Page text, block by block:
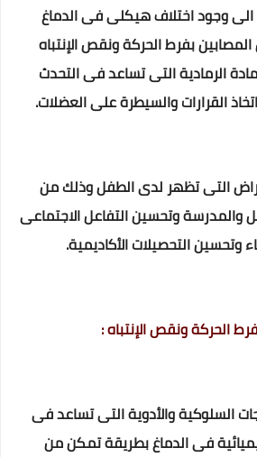
الى وجود اختلاف هيكلى فى الدماغ
بفرط الحركة ونقص الإنتباه
الرمادية التى تساعد فى التحدث
القرارات والسيطرة على العضلات.
التى تظهر لدى الطفل وذلك من
والمدرسة وتحسين التفاعل الاجتماعى
وتحسين التحصيلات الأكاديمية.
الحركة ونقص الإنتباه :
السلوكية والأدوية التى تساعد فى
فى الدماغ بطريقة تمكن من